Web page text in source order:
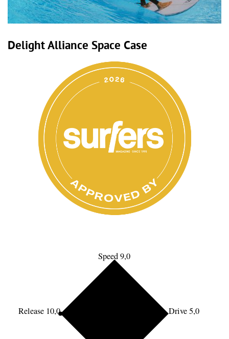
Delight Alliance Space Case
Speed 9,0
Drive 5,0
Release 10,0